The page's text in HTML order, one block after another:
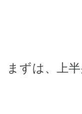
まずは、上半